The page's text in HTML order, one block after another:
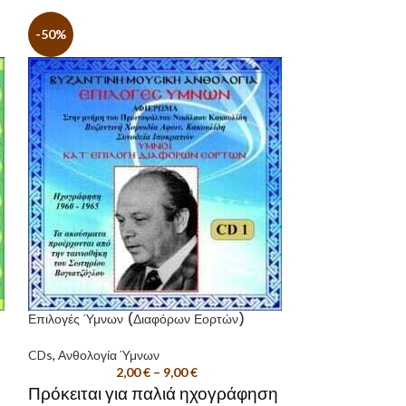
-50%
Επιλογές Ύμνων (Διαφόρων Εορτών)
CDs, Ανθολογία Ύμνων
2,00€ – 9,00€
Πρόκειται για παλιά ηχογράφηση